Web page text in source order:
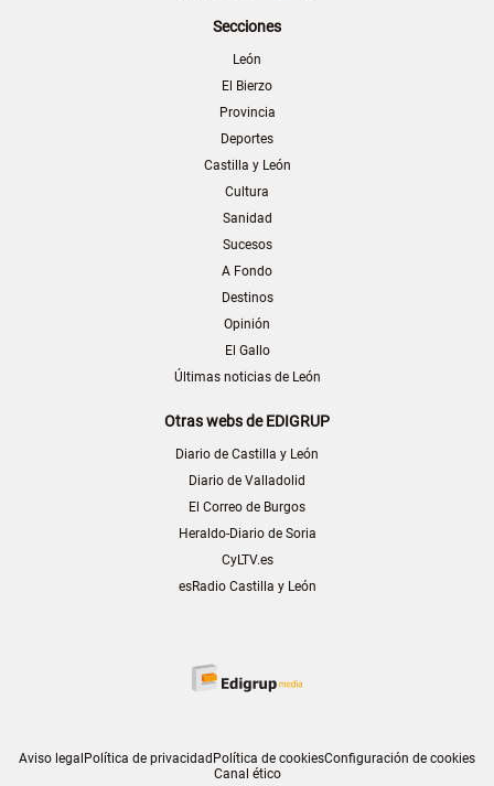
Secciones
León
El Bierzo
Provincia
Deportes
Castilla y León
Cultura
Sanidad
Sucesos
A Fondo
Destinos
Opinión
El Gallo
Últimas noticias de León
Otras webs de EDIGRUP
Diario de Castilla y León
Diario de Valladolid
El Correo de Burgos
Heraldo-Diario de Soria
CyLTV.es
esRadio Castilla y León
Aviso legalPolítica de privacidadPolítica de cookiesConfiguración de cookies
Canal ético